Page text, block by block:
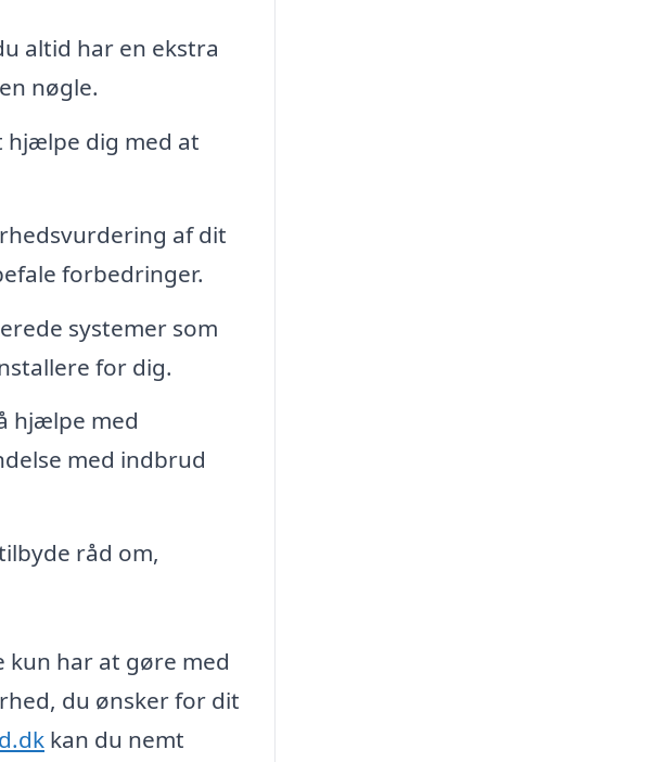
altid har en ekstra
nøgle.
hjælpe dig med at
af dit
forbedringer.
systemer som
for dig.
hjælpe med
med indbrud
råd om,
kun har at gøre med
du ønsker for dit
kan du nemt